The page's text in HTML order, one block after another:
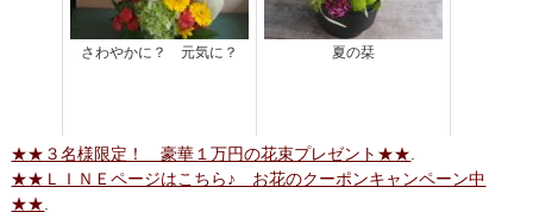
さわやかに？ 元気に？ 夏の栞
★★３名様限定！ 豪華１万円の花束プレゼント★★.
★★ＬＩＮＥページはこちら♪ お花のクーポンキャンペーン中
★★.